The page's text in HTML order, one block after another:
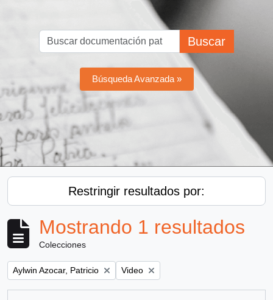
Buscar
Búsqueda Avanzada »
Restringir resultados por:
Mostrando 1 resultados
Colecciones
Remove filter:
Aylwin Azocar, Patricio Remove filter:
Video